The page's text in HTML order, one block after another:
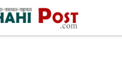
শনিবার, ৮ই আগস্ট ২০২৬, ২৫শে শ্রাবণ ১৪৩৩